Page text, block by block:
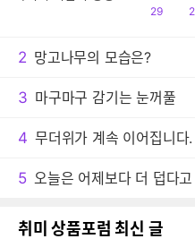
공
29
2 망고나무의 모습은?
3 마구마구 감기는 눈꺼풀
4 무더위가 계속 이어집니다.
5
취미 상품포럼 최신 글